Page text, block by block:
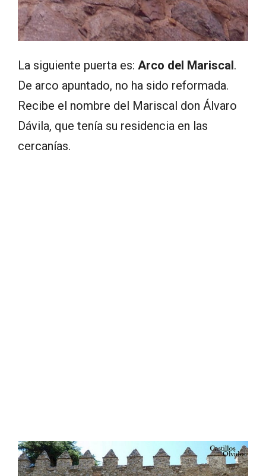
La siguiente puerta es: Arco del Mariscal.
De arco apuntado, no ha sido reformada.
Recibe el nombre del Mariscal don Álvaro
Dávila, que tenía su residencia en las
cercanías.